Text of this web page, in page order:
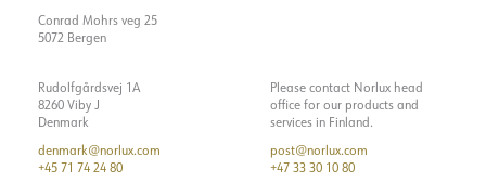
Conrad Mohrs veg 25
5072 Bergen
Rudolfgårdsvej 1A
8260 Viby J
Denmark
denmark@norlux.com
+45 71 74 24 80
Please contact Norlux head
office for our products and
services in Finland.
post@norlux.com
+47 33 30 10 80